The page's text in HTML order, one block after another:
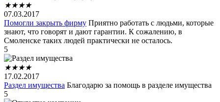
★★★★
07.03.2017
Помогли закрыть фирму Приятно работать с людьми, которые
знают, что говорят и дают гарантии. К сожалению, в
Смоленске таких людей практически не осталось.
5
★★★★
17.02.2017
Раздел имущества Благодарю за помощь в разделе имущества
5